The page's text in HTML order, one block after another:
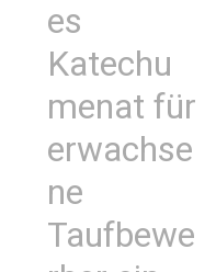
es
Katechu
menat für
erwachse
ne
Taufbewe